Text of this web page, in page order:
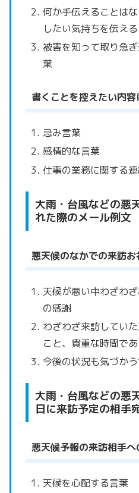
何か手伝えることは
したい気持ちを伝える
被害を知って取り急
葉
書くことを控えたい内容
忌み言葉
感情的な言葉
仕事の業務に関する
大雨・台風などの悪
れた際のメール例文
悪天候のなかでの来訪お
天候が悪い中わざわ
の感謝
わざわざ来訪してい
こと、貴重な時間で
今後の状況も気づか
大雨・台風などの悪
日に来訪予定の相手
悪天候予報の来訪相手
天候を心配する言葉